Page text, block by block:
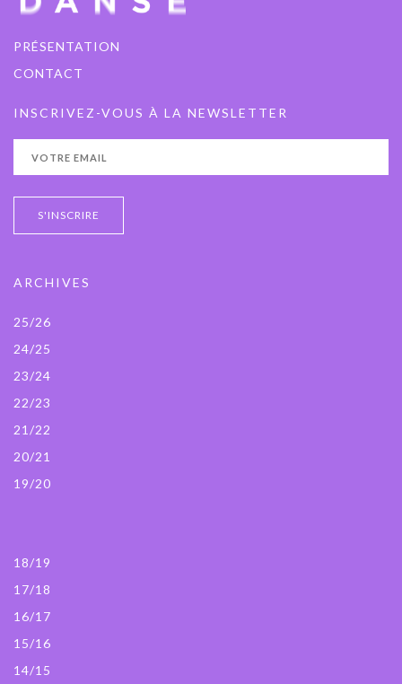
PRÉSENTATION
CONTACT
INSCRIVEZ-VOUS À LA NEWSLETTER
ARCHIVES
25/26
24/25
23/24
22/23
21/22
20/21
19/20
18/19
17/18
16/17
15/16
14/15